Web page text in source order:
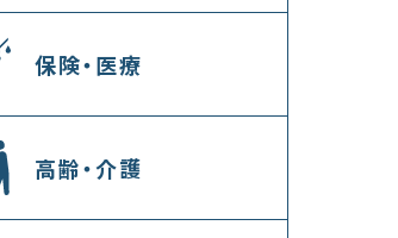
保険・医療
高齢・介護